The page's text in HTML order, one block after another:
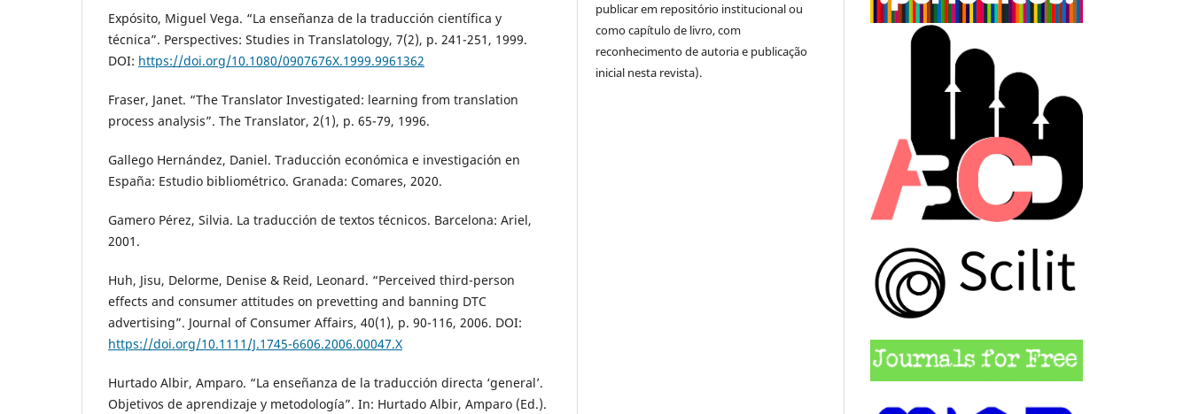
Expósito, Miguel Vega. “La enseñanza de la traducción científica y
técnica”. Perspectives: Studies in Translatology, 7(2), p. 241-251, 1999.
DOI: https://doi.org/10.1080/0907676X.1999.9961362
Fraser, Janet. “The Translator Investigated: learning from translation
process analysis”. The Translator, 2(1), p. 65-79, 1996.
Gallego Hernández, Daniel. Traducción económica e investigación en
España: Estudio bibliométrico. Granada: Comares, 2020.
Gamero Pérez, Silvia. La traducción de textos técnicos. Barcelona: Ariel,
2001.
Huh, Jisu, Delorme, Denise & Reid, Leonard. “Perceived third-person
effects and consumer attitudes on prevetting and banning DTC
advertising”. Journal of Consumer Affairs, 40(1), p. 90-116, 2006. DOI:
https://doi.org/10.1111/J.1745-6606.2006.00047.X
Hurtado Albir, Amparo. “La enseñanza de la traducción directa ‘general’.
Objetivos de aprendizaje y metodología”. In: Hurtado Albir, Amparo (Ed.).
publicar em repositório institucional ou
como capítulo de livro, com
reconhecimento de autoria e publicação
inicial nesta revista).